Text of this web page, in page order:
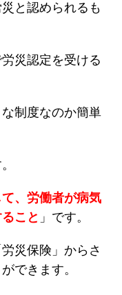
と認められるも
災認定を受ける
制度なのか簡単
、労働者が病気
こと 」です。
災保険」からさ
できます。